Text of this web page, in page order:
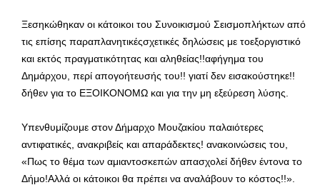
Ξεσηκώθηκαν οι κάτοικοι του Συνοικισμού Σεισμοπλήκτων από
τις επίσης παραπλανητικέςσχετικές δηλώσεις με τοεξοργιστικό
και εκτός πραγματικότητας και αληθείας!!αφήγημα του
Δημάρχου, περί απογοήτευσής του!! γιατί δεν εισακούστηκε!!
δήθεν για το ΕΞΟΙΚΟΝΟΜΩ και για την μη εξεύρεση λύσης.
Υπενθυμίζουμε στον Δήμαρχο Μουζακίου παλαιότερες
αντιφατικές, ανακριβείς και απαράδεκτες! ανακοινώσεις του,
«Πως το θέμα των αμιαντοσκεπών απασχολεί δήθεν έντονα το
Δήμο!Αλλά οι κάτοικοι θα πρέπει να αναλάβουν το κόστος!!».